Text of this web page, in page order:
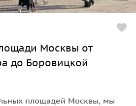
Москвы от
до Боровицкой
площадей Москвы, мы